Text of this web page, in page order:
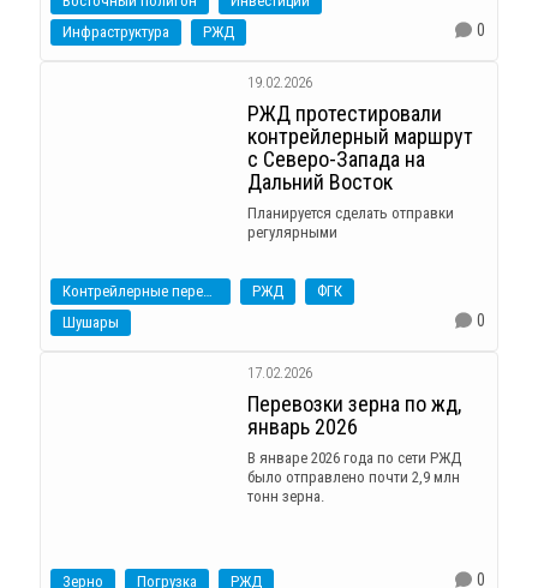
Инфраструктура
РЖД 0
19.02.2026
РЖД протестировали
контрейлерный маршрут
с Северо-Запада на
Дальний Восток
Планируется сделать отправки
регулярными
Контрейлерные перевозки РЖД
ФГК
Шушары
0
17.02.2026
Перевозки зерна по жд,
январь 2026
В январе 2026 года по сети РЖД
было отправлено почти 2,9 млн
тонн зерна.
Зерно Погрузка РЖД 0